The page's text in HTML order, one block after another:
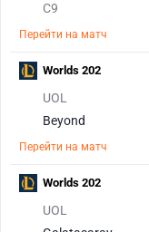
C9
Перейти на матч
UOL
Beyond
Перейти на матч
Worlds 202
UOL
Worlds 202